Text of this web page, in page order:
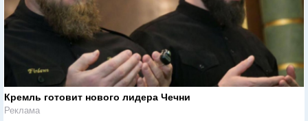
Кремль готовит нового лидера Чечни
Реклама